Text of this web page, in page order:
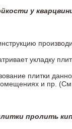
у
укладку
плитки
и пр.
пролить